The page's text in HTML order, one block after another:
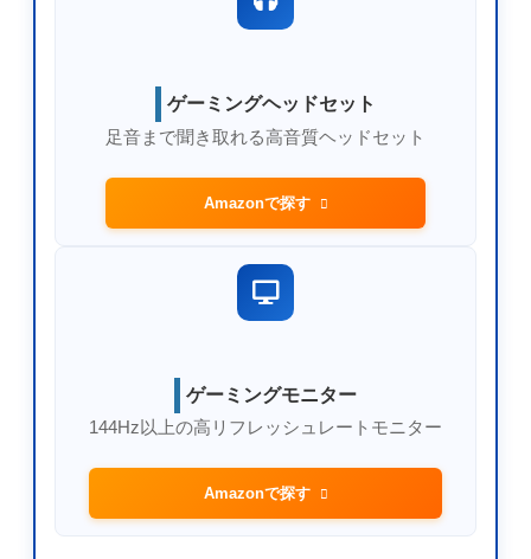
ゲーミングヘッドセット
足音まで聞き取れる高音質ヘッドセット
Amazonで探す
ゲーミングモニター
144Hz以上の高リフレッシュレートモニター
Amazonで探す